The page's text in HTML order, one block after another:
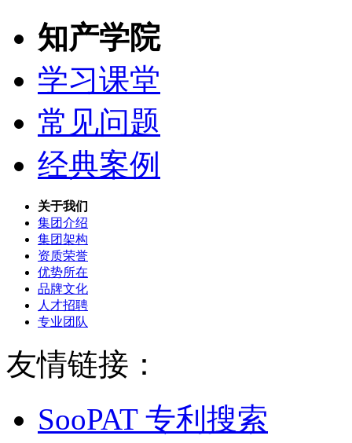
知产学院
学习课堂
常见问题
经典案例
关于我们
集团介绍
集团架构
资质荣誉
优势所在
品牌文化
人才招聘
专业团队
友情链接：
SooPAT 专利搜索